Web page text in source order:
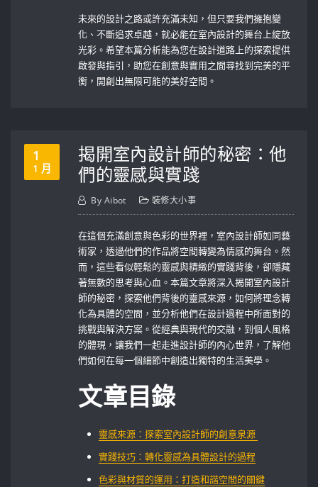
未來的設計之路或許充滿未知，但只要我們擁抱變
化、不斷追求卓越，就必能在室內設計的舞台上綻放
光彩。希望本篇分析能為您在設計道路上的探索提供
啟發與指引，助您在創意與實用之間尋找到完美的平
衡，開創出無限可能的美好空間。
1
1 月
揭開室內設計師的秘密：他
們的靈感與實踐
By Aibot 裝修大小事
在這個充滿創意與色彩的世界裡，室內設計師如同藝
術家，透過他們的作品將空間轉變為情感的舞台。然
而，這些看似輕鬆的靈感與精緻的實踐背後，卻隱藏
著無數的思考與心血。本篇文章將深入揭開室內設計
師的秘密，探索他們背後的靈感來源，如何將理念轉
化為具體的空間，並分析他們在設計過程中所面對的
挑戰與解決方案。從經典與現代的交融，到個人風格
的體現，讓我們一起走進設計師的內心世界，了解他
們如何在每一個細節中創造出獨特的生活美學。
文章目錄
靈感來源：探索室內設計師的創意泉源 ⁣
實踐技巧：轉化靈感為具體設計的過程
色彩與材質的運用：打造和諧空間的關鍵